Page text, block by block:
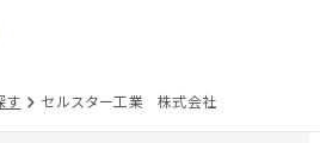
す セルスター工業 株式会社